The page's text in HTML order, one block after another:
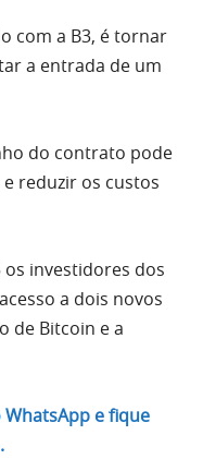
com a B3, é tornar
a entrada de um
do contrato pode
reduzir os custos
investidores dos
a dois novos
de Bitcoin e a
e fique